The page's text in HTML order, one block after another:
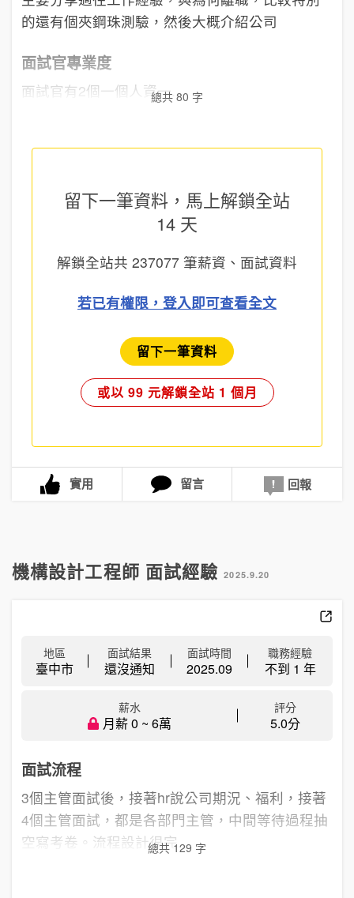
的還有個夾鋼珠測驗，然後大概介紹公司
面試官專業度
面試官有2個一個人資一...
總共 80 字
留下一筆資料，馬上解鎖全站
14 天
解鎖全站共 237077 筆薪資、面試資料
若已有權限，登入即可查看全文
留下一筆資料
或以 99 元解鎖全站 1 個月
實用 留言 回報
機構設計工程師 面試經驗 2025.9.20
地區
臺中市
面試結果
還沒通知
面試時間
2025.09
職務經驗
不到 1 年
薪水
月薪 0 ~ 6萬
評分
5.0分
面試流程
3個主管面試後，接著hr說公司期況、福利，接著
4個主管面試，都是各部門主管，中間等待過程抽
空寫考卷。流程設計很完...
總共 129 字